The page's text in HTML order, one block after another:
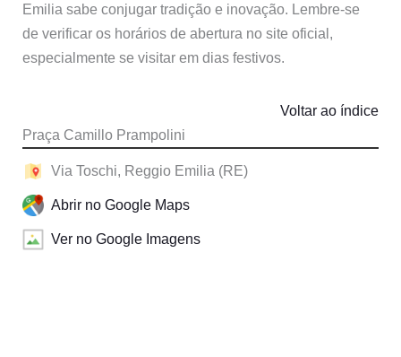
Emilia sabe conjugar tradição e inovação. Lembre-se
de verificar os horários de abertura no site oficial,
especialmente se visitar em dias festivos.
Praça Camillo Prampolini
Voltar ao índice
Via Toschi, Reggio Emilia (RE)
Abrir no Google Maps
Ver no Google Imagens